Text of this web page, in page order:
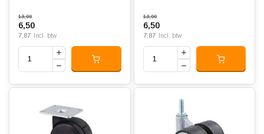
13,00
6,50
7,87 Incl. btw
13,00
6,50
7,87 Incl. btw